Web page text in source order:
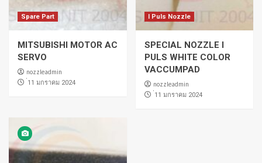
Spare Part
MITSUBISHI MOTOR AC
SERVO
nozzleadmin
่11 มกราคม 2024
I Puls Nozzle
SPECIAL NOZZLE I
PULS WHITE COLOR
VACCUMPAD
nozzleadmin
่11 มกราคม 2024